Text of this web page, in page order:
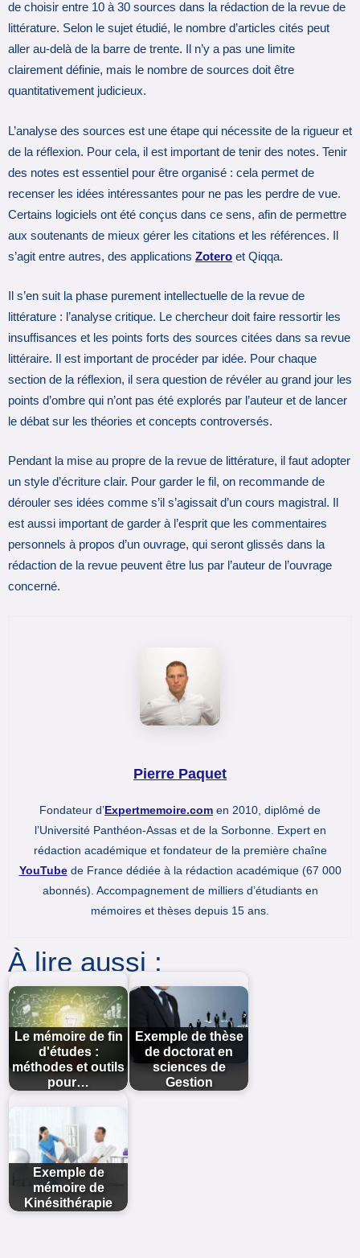
de choisir entre 10 à 30 sources dans la rédaction de la revue de
littérature. Selon le sujet étudié, le nombre d’articles cités peut
aller au-delà de la barre de trente. Il n’y a pas une limite
clairement définie, mais le nombre de sources doit être
quantitativement judicieux.
L’analyse des sources est une étape qui nécessite de la rigueur et
de la réflexion. Pour cela, il est important de tenir des notes. Tenir
des notes est essentiel pour être organisé : cela permet de
recenser les idées intéressantes pour ne pas les perdre de vue.
Certains logiciels ont été conçus dans ce sens, afin de permettre
aux soutenants de mieux gérer les citations et les références. Il
s’agit entre autres, des applications Zotero et Qiqqa.
Il s’en suit la phase purement intellectuelle de la revue de
littérature : l’analyse critique. Le chercheur doit faire ressortir les
insuffisances et les points forts des sources citées dans sa revue
littéraire. Il est important de procéder par idée. Pour chaque
section de la réflexion, il sera question de révéler au grand jour les
points d’ombre qui n’ont pas été explorés par l’auteur et de lancer
le débat sur les théories et concepts controversés.
Pendant la mise au propre de la revue de littérature, il faut adopter
un style d’écriture clair. Pour garder le fil, on recommande de
dérouler ses idées comme s’il s’agissait d’un cours magistral. Il
est aussi important de garder à l’esprit que les commentaires
personnels à propos d’un ouvrage, qui seront glissés dans la
rédaction de la revue peuvent être lus par l’auteur de l’ouvrage
concerné.
Pierre Paquet
Fondateur d’Expertmemoire.com en 2010, diplômé de
l’Université Panthéon-Assas et de la Sorbonne. Expert en
rédaction académique et fondateur de la première chaîne
YouTubede France dédiée à la rédaction académique (67 000
abonnés). Accompagnement de milliers d’étudiants en
mémoires et thèses depuis 15 ans.
À lire aussi :
Le mémoire de fin
d'études :
méthodes et outils
pour…
Exemple de thèse
de doctorat en
sciences de
Gestion
Exemple de
mémoire de
Kinésithérapie